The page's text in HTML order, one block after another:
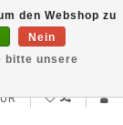
den Webshop zu
Nein
bitte unsere